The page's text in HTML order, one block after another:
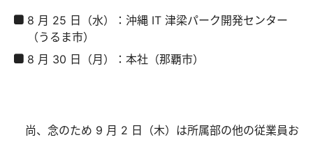
8 月 25 日（水）：沖縄 IT 津梁パーク開発センター
（うるま市）
8 月 30 日（月）：本社（那覇市）
尚、念のため 9 月 2 日（木）は所属部の他の従業員お